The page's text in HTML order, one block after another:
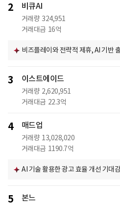
2 비큐AI
거래량 324,951
거래대금 16억
비즈플레이와 전략적 제휴, AI 기반
3 이스트에이드
거래량 2,620,951
거래대금 22.3억
4 매드업
거래량 13,028,020
거래대금 1190.7억
AI 기술 활용한 광고 효율 개선 기대감
5 본느